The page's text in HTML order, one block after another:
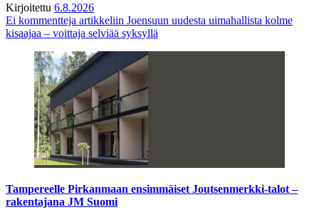
Kirjoitettu 6.8.2026
Ei kommentteja artikkeliin Joensuun uudesta uimahallista kolme
kisaajaa – voittaja selviää syksyllä
Tampereelle Pirkanmaan ensimmäiset Joutsenmerkki-talot –
rakentajana JM Suomi